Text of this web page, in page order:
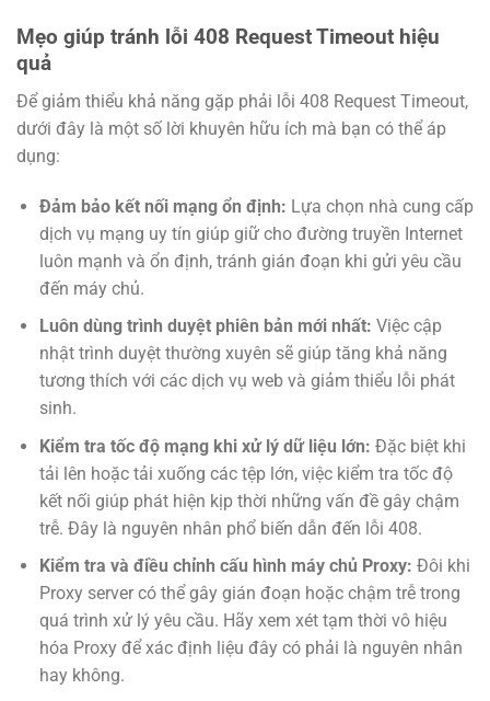
Mẹo giúp tránh lỗi 408 Request Timeout hiệu
quả
Để giảm thiểu khả năng gặp phải lỗi 408 Request Timeout,
dưới đây là một số lời khuyên hữu ích mà bạn có thể áp
dụng:
Đảm bảo kết nối mạng ổn định: Lựa chọn nhà cung cấp
dịch vụ mạng uy tín giúp giữ cho đường truyền Internet
luôn mạnh và ổn định, tránh gián đoạn khi gửi yêu cầu
đến máy chủ.
Luôn dùng trình duyệt phiên bản mới nhất: Việc cập
nhật trình duyệt thường xuyên sẽ giúp tăng khả năng
tương thích với các dịch vụ web và giảm thiểu lỗi phát
sinh.
Kiểm tra tốc độ mạng khi xử lý dữ liệu lớn: Đặc biệt khi
tải lên hoặc tải xuống các tệp lớn, việc kiểm tra tốc độ
kết nối giúp phát hiện kịp thời những vấn đề gây chậm
trễ. Đây là nguyên nhân phổ biến dẫn đến lỗi 408.
Kiểm tra và điều chỉnh cấu hình máy chủ Proxy: Đôi khi
Proxy server có thể gây gián đoạn hoặc chậm trễ trong
quá trình xử lý yêu cầu. Hãy xem xét tạm thời vô hiệu
hóa Proxy để xác định liệu đây có phải là nguyên nhân
hay không.